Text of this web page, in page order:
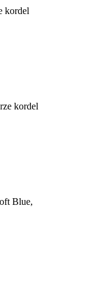
kordel
kordel
Blue,